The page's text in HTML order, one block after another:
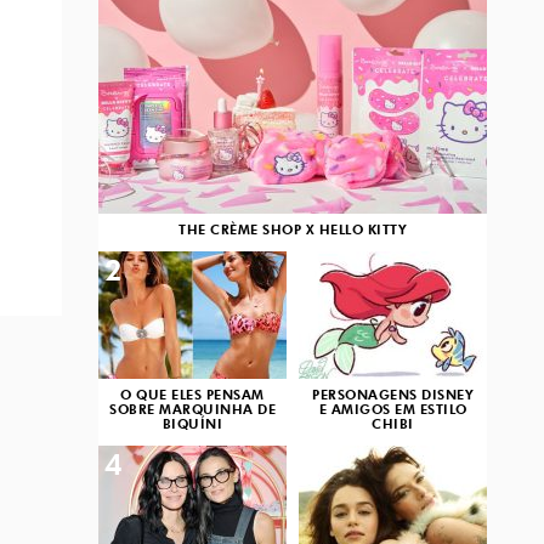
THE CRÈME SHOP X HELLO KITTY
O QUE ELES PENSAM
SOBRE MARQUINHA DE
BIQUÍNI
2
PERSONAGENS DISNEY
E AMIGOS EM ESTILO
CHIBI
3
4